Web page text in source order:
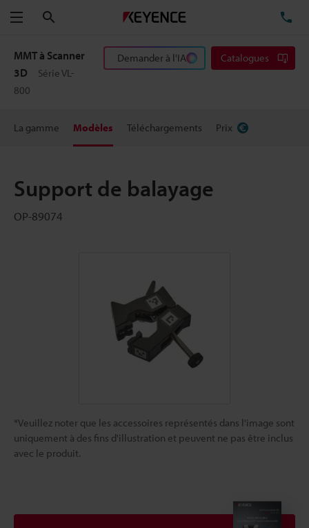
Menu
MMT à Scanner
3D
Série VL-
800
Demander à l'IA Catalogues
La gamme Modèles Téléchargements Prix
Support de balayage
OP-89074
*Veuillez noter que les accessoires représentés dans l'image sont
uniquement à des fins d'illustration et peuvent ne pas être inclus
avec le produit.